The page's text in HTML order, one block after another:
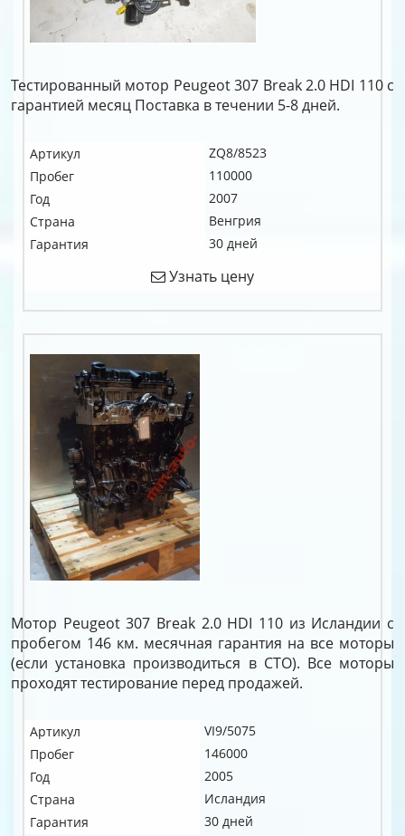
Тестированный мотор Peugeot 307 Break 2.0 HDI 110 c
гарантией месяц Поставка в течении 5-8 дней.
Артикул
ZQ8/8523
Пробег
110000
Год
2007
Страна
Венгрия
Гарантия
30 дней
Узнать цену
Мотор Peugeot 307 Break 2.0 HDI 110 из Исландии с
пробегом 146 км. месячная гарантия на все моторы
(если установка производиться в СТО). Все моторы
проходят тестирование перед продажей.
Артикул
VI9/5075
Пробег
146000
Год
2005
Страна
Исландия
Гарантия
30 дней